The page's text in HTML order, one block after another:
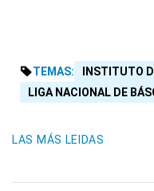
TEMAS:
INSTITUTO
LIGA NACIONAL DE
LAS MÁS LEIDAS